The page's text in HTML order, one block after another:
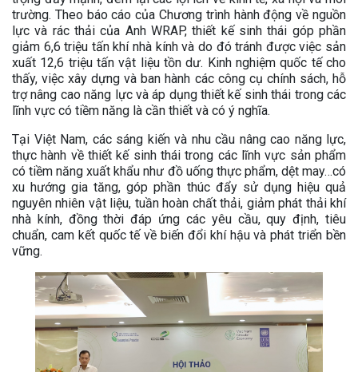
trường. Theo báo cáo của Chương trình hành động về nguồn
lực và rác thải của Anh WRAP, thiết kế sinh thái góp phần
giảm 6,6 triệu tấn khí nhà kính và do đó tránh được việc sản
xuất 12,6 triệu tấn vật liệu tồn dư. Kinh nghiệm quốc tế cho
thấy, việc xây dựng và ban hành các công cụ chính sách, hỗ
trợ nâng cao năng lực và áp dụng thiết kế sinh thái trong các
lĩnh vực có tiềm năng là cần thiết và có ý nghĩa.
Tại Việt Nam, các sáng kiến và nhu cầu nâng cao năng lực,
thực hành về thiết kế sinh thái trong các lĩnh vực sản phẩm
có tiềm năng xuất khẩu như đồ uống thực phẩm, dệt may…có
xu hướng gia tăng, góp phần thúc đẩy sử dụng hiệu quả
nguyên nhiên vật liệu, tuần hoàn chất thải, giảm phát thải khí
nhà kính, đồng thời đáp ứng các yêu cầu, quy định, tiêu
chuẩn, cam kết quốc tế về biến đổi khí hậu và phát triển bền
vững.